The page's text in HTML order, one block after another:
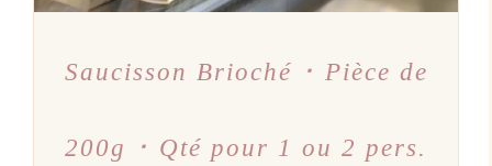
Saucisson Brioché ･ Pièce de
200g ･ Qté pour 1 ou 2 pers.